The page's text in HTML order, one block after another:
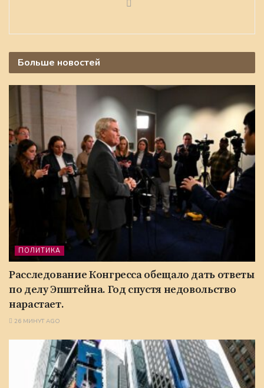
Больше новостей
ПОЛИТИКА
Расследование Конгресса обещало дать ответы
по делу Эпштейна. Год спустя недовольство
нарастает.
26 МИНУТ AGO